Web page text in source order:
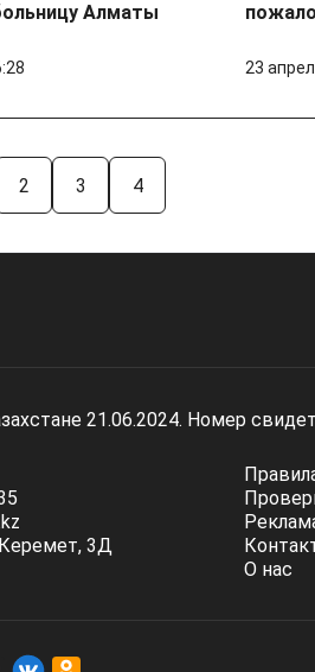
Алматы
23
2 3 4
21.06.2024. Номер
3Д
О нас